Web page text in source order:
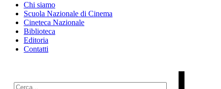
Chi siamo
Scuola Nazionale di Cinema
Cineteca Nazionale
Biblioteca
Editoria
Contatti